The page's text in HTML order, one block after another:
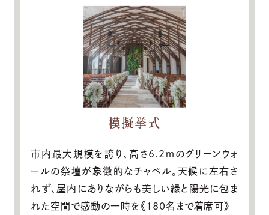
模擬挙式
市内最大規模を誇り、高さ6.2ｍのグリーンウォ
ールの祭壇が象徴的なチャペル。天候に左右さ
れず、屋内にありながらも美しい緑と陽光に包ま
れた空間で感動の一時を《180名まで着席可》